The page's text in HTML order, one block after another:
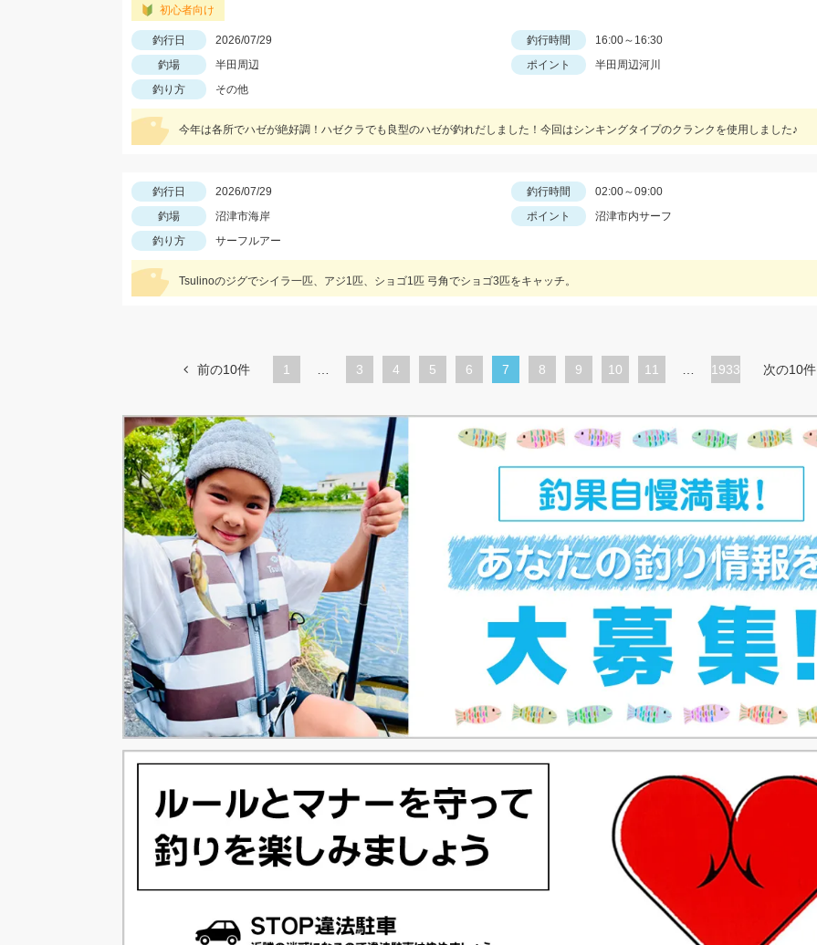
初心者向け
釣行日 2026/07/29 釣行時間
16:00～16:30
釣場
半田周辺 ポイント
半田周辺河川
釣り方
その他
今年は各所でハゼが絶好調！ハゼクラでも良型のハゼが釣れだしました！今回はシンキングタイプのクランクを使用しました♪
釣行日 2026/07/29 釣行時間
02:00～09:00
釣場
沼津市海岸 ポイント
沼津市内サーフ
釣り方
サーフルアー
Tsulinoのジグでシイラ一匹、アジ1匹、ショゴ1匹 弓角でショゴ3匹をキャッチ。
前の10件 1
ペ
ジ
3
ペ
ジ
4
ペ
5
ペ
6
カ
ト
ジ
7
ペ
8
ペ
9
ペ
10
ペ
11 1933 次の10件